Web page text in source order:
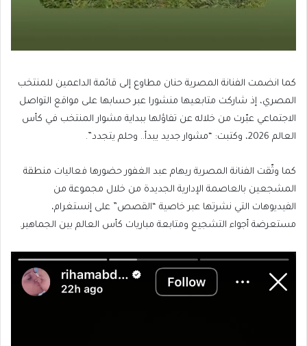
كما انضمت الفنانة المصرية حنان مطاوع إلى قائمة الداعمين للمنتخب
المصري، إذ شاركت متابعيها منشورا عبر حسابها على مواقع التواصل
الاجتماعي عبّرت من خلاله عن تفاؤلها ببداية مشوار المنتخب في كأس
العالم 2026، وكتبت: “مشوار جديد يبدأ.. وحلم يتجدد”.
كما وثّقت الفنانة المصرية ريهام عبد الغفور حضورها فعاليات منطقة
المشجعين بالعاصمة الإدارية الجديدة من خلال مجموعة من
الفيديوهات التي نشرتها عبر خاصية “القصص” على إنستغرام،
مستعرضة أجواء التشجيع ومتابعة مباريات كأس العالم بين الجماهير.